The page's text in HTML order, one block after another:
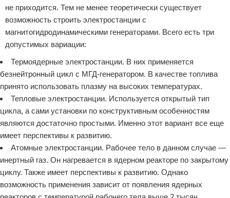
не приходится. Тем не менее теоретически существует
возможность строить электростанции с
магнитогидродинамическими генераторами. Всего есть три
допустимых вариации:
Термоядерные электростанции. В них применяется
безнейтронный цикл с МГД-генератором. В качестве топлива
принято использовать плазму на высоких температурах.
Тепловые электростанции. Используется открытый тип
цикла, а сами установки по конструктивным особенностям
являются достаточно простыми. Именно этот вариант все еще
имеет перспективы к развитию.
Атомные электростанции. Рабочее тело в данном случае —
инертный газ. Он нагревается в ядерном реакторе по закрытому
циклу. Также имеет перспективы к развитию. Однако
возможность применения зависит от появления ядерных